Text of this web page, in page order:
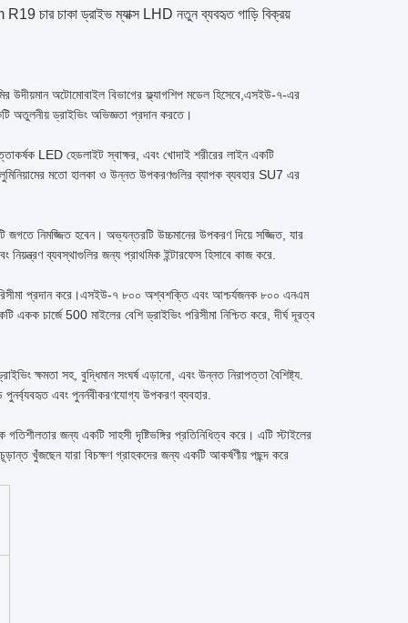
চাকা ড্রাইভ ম্যাক্স LHD নতুন ব্যবহৃত গাড়ি বিক্রয়
উদীয়মান অটোমোবাইল বিভাগের ফ্ল্যাগশিপ মডেল হিসেবে,এসইউ-৭-এর
অতুলনীয় ড্রাইভিং অভিজ্ঞতা প্রদান করতে।
LED হেডলাইট স্বাক্ষর, এবং খোদাই শরীরের লাইন একটি
মতো হালকা ও উন্নত উপকরণগুলির ব্যাপক ব্যবহার SU7 এর
নিমজ্জিত হবেন। অভ্যন্তরটি উচ্চমানের উপকরণ দিয়ে সজ্জিত, যার
ব্যবস্থাগুলির জন্য প্রাথমিক ইন্টারফেস হিসাবে কাজ করে.
প্রদান করে।এসইউ-৭ ৮০০ অশ্বশক্তি এবং আশ্চর্যজনক ৮০০ এনএম
একক চার্জে 500 মাইলের বেশি ড্রাইভিং পরিসীমা নিশ্চিত করে, দীর্ঘ দূরত্ব
ক্ষমতা সহ, বুদ্ধিমান সংঘর্ষ এড়ানো, এবং উন্নত নিরাপত্তা বৈশিষ্ট্য.
এবং পুনর্নবীকরণযোগ্য উপকরণ ব্যবহার.
জন্য একটি সাহসী দৃষ্টিভঙ্গির প্রতিনিধিত্ব করে। এটি স্টাইলের
খুঁজছেন যারা বিচক্ষণ গ্রাহকদের জন্য একটি আকর্ষণীয় পছন্দ করে